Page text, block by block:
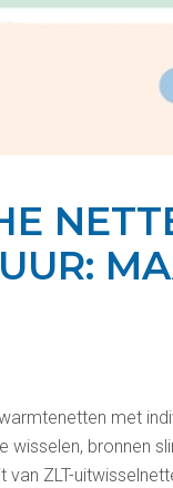
met
wisselen, bronnen
ZLT-